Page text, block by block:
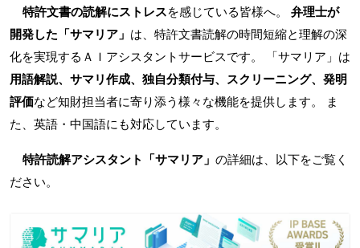
特許文書の読解にストレスを感じている皆様へ。 弁理士が
開発した「サマリア」 は、特許文書読解の時間短縮と理解の深
化を実現するＡＩアシスタントサービスです。 「サマリア」は
用語解説、サマリ作成、独自分類付与、スクリーニング、発明
評価など知財担当者に寄り添う様々な機能を提供します。 ま
た、英語・中国語にも対応しています。
特許読解アシスタント「サマリア」 の詳細は、以下をご覧く
ださい。